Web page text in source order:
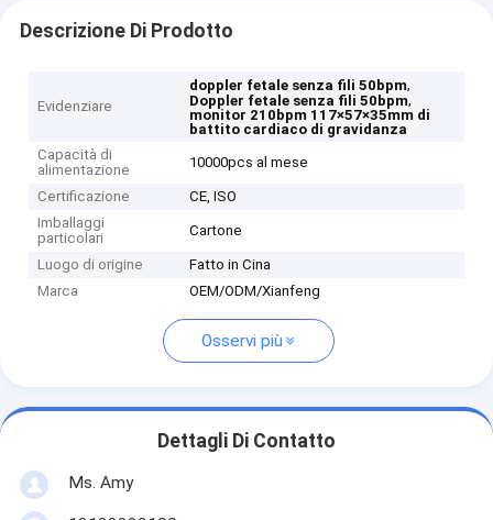
Descrizione Di Prodotto
Evidenziare
doppler fetale senza fili 50bpm,
Doppler fetale senza fili 50bpm,
monitor 210bpm 117×57×35mm di
battito cardiaco di gravidanza
Capacità di
alimentazione
10000pcs al mese
Certificazione
CE, ISO
Imballaggi
particolari
Cartone
Luogo di origine
Fatto in Cina
Marca
OEM/ODM/Xianfeng
Osservi più
Dettagli Di Contatto
Ms. Amy